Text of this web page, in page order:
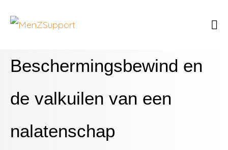
Beschermingsbewind en
de valkuilen van een
nalatenschap